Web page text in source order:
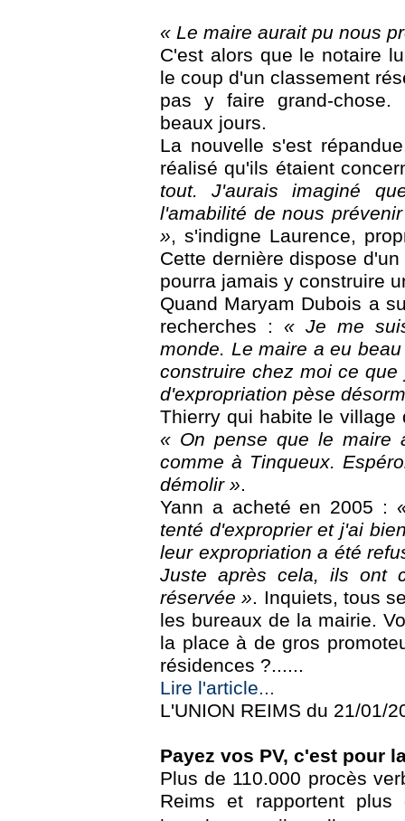
« Le maire aurait pu nous
C'est alors que le notaire
le coup d'un classement
pas y faire grand-chose.
beaux jours.
La nouvelle s'est
réalisé qu'ils étaient
tout. J'aurais imaginé
l'amabilité de nous
», s'indigne Laurence,
Cette dernière dispose
pourra jamais y construire
Quand Maryam Dubois a
recherches :« Je me
monde. Le maire a eu
construire chez moi ce
d'expropriation pèse
Thierry qui habite le
« On pense que le maire
comme à Tinqueux.
démolir ».
Yann a acheté en 2005 :
tenté d'exproprier et j'ai
leur expropriation a été
Juste après cela, ils ont
réservée ». Inquiets, tous
les bureaux de la mairie.
la place à de gros
résidences ?......
Lire l'article...
L'UNION REIMS du 21/01/
Payez vos PV, c'est pour
Plus de 110.000 procès
Reims et rapportent plus